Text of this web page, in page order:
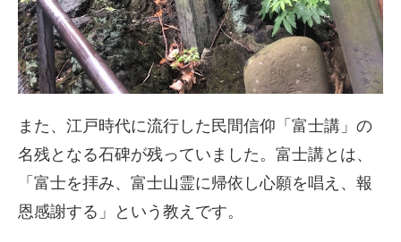
また、江戸時代に流行した民間信仰「富士講」の
名残となる石碑が残っていました。富士講とは、
「富士を拝み、富士山霊に帰依し心願を唱え、報
恩感謝する」という教えです。